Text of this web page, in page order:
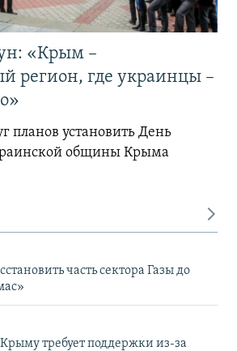
«Крым –
регион, где украинцы –
планов установить День
общины Крыма
часть сектора Газы до
требует поддержки из-за